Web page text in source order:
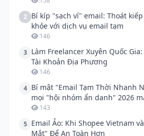
2 Bí kíp "sạch ví" email: Thoát
khỏe với dịch vụ email tạm
146
3 Làm Freelancer Xuyên Quốc
Tài Khoản Địa Phương
146
4 Bí mật "Email Tạm Thời Nhanh
mọi "hội nhóm ẩn danh" 2026
143
5 Email Ảo: Khi Shopee Vietnam
Mắt" Để An Toàn Hơn